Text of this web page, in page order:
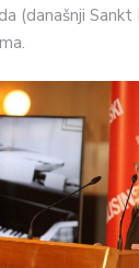
(današnji